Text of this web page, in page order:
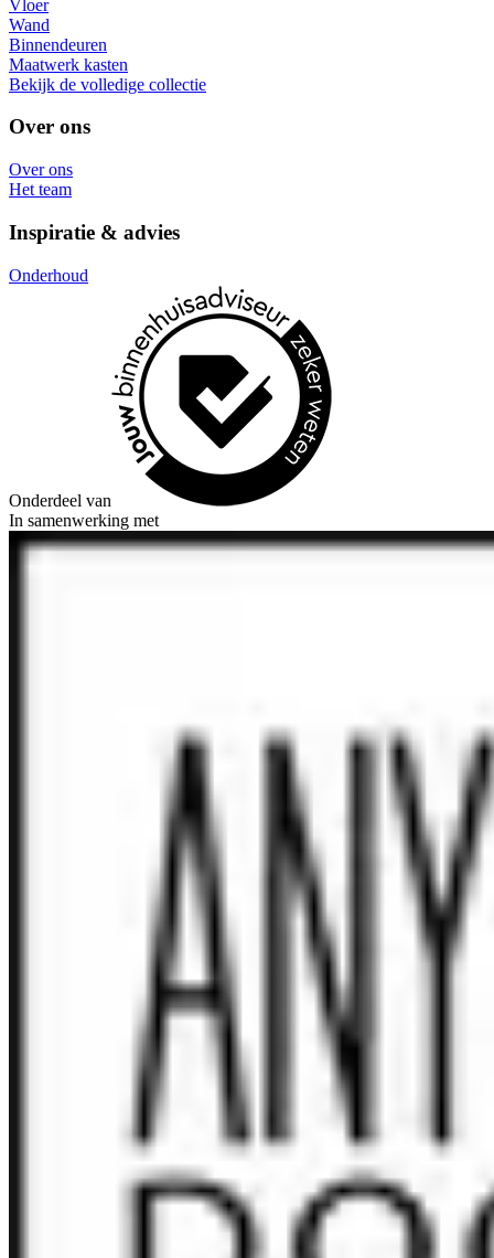
Vloer
Wand
Binnendeuren
Maatwerk kasten
Bekijk de volledige collectie
Over ons
Over ons
Het team
Inspiratie & advies
Onderhoud
Onderdeel van
In samenwerking met